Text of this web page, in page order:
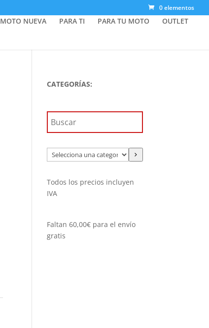
0 elementos
MOTO NUEVA PARA TI PARA TU MOTO OUTLET
CATEGORÍAS:
Selecciona
una
Todos los precios incluyen
IVA
Faltan60,00€ para el envío
gratis